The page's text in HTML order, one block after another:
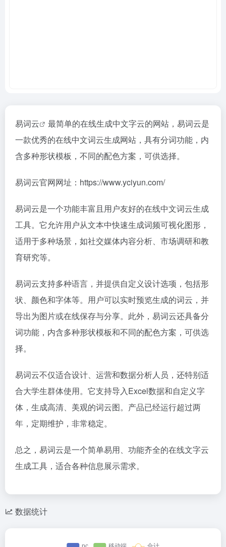
易词云
最简单的在线生成中文字云的网站，易词云是
一款优秀的在线中文词云生成网站，具有分词功能，内
含多种形状模板，不同的配色方案，可供选择。
易词云官网网址：https://www.yciyun.com/
易词云是一个功能丰富且用户友好的在线中文词云生成
工具。它允许用户从文本中快速生成词频可视化图形，
适用于多种场景，如社交媒体内容分析、市场调研和教
育研究等。
易词云支持多种语言，并提供自定义设计选项，包括形
状、颜色和字体等。用户可以实时预览生成的词云，并
导出为图片或在线保存与分享。此外，易词云还具备分
词功能，内含多种形状模板和不同的配色方案，可供选
择。
易词云不仅适合设计、运营和数据分析人员，还特别适
合大学生群体使用。它支持导入Excel数据和自定义字
体，生成高清、美观的词云图。产品已经运行超过两
年，定期维护，非常稳定。
总之，易词云是一个简单易用、功能齐全的在线文字云
生成工具，适合各种信息展示需求。
数据统计